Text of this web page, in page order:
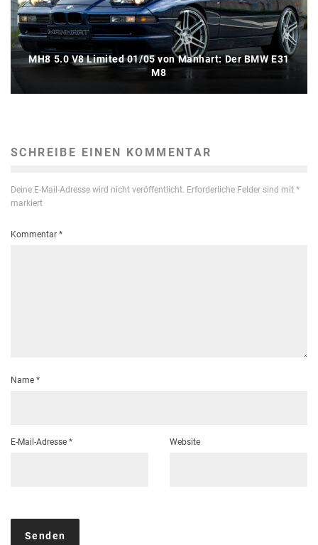
MH8 5.0 V8 Limited 01/05 von Manhart: Der BMW E31
M8
SCHREIBE EINEN KOMMENTAR
Deine E-Mail-Adresse wird nicht veröffentlicht. Erforderliche Felder sind mit *
markiert
Kommentar *
Name *
E-Mail-Adresse * Website